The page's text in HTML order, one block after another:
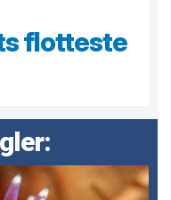
flotteste